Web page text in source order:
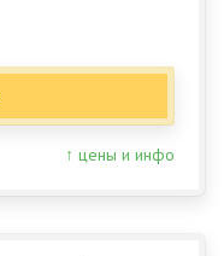
↑ цены и инфо